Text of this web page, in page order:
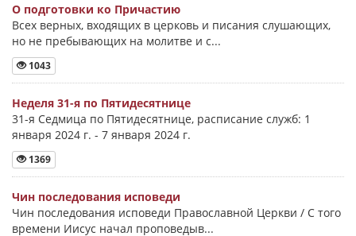
О подготовки ко Причастию
Всех верных, входящих в церковь и писания слушающих,
но не пребывающих на молитве и с...
1043
Неделя 31-я по Пятидесятнице
31-я Седмица по Пятидесятнице, расписание служб: 1
января 2024 г. - 7 января 2024 г.
1369
Чин последования исповеди
Чин последования исповеди Православной Церкви / С того
времени Иисус начал проповедыв...